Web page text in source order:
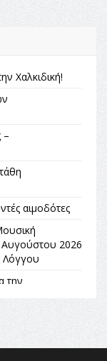
Χαλκιδική!
–
αιμοδότες
Αυγούστου 2026
Λόγγου
την
κορυφαίες
απέναντι
γύρο του